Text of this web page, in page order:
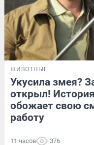
ЖИВОТНЫЕ
Укусила змея?
открыл!
обожает свою
работу
11 часов 376